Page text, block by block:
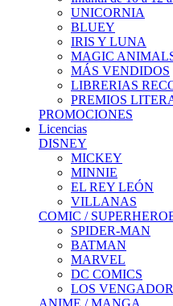
UNICORNIA
BLUEY
IRIS Y LUNA
MAGIC
MÁS VENDIDOS
LIBRERIAS
PREMIOS
PROMOCIONES
Licencias
DISNEY
MICKEY
MINNIE
EL REY LEÓN
VILLANAS
COMIC /
SPIDER-MAN
BATMAN
MARVEL
DC COMICS
LOS
ANIME / MANGA